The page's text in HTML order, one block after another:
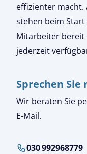
effizienter macht.
stehen beim
Mitarbeiter bereit
jederzeit
Sprechen Sie
Wir beraten Sie
E-Mail.
030 992968779